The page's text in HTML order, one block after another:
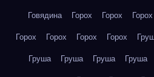
Говядина
Горох Горох Горох
Горох
Горох Горох Горох
Груша
Груша Груша Груша